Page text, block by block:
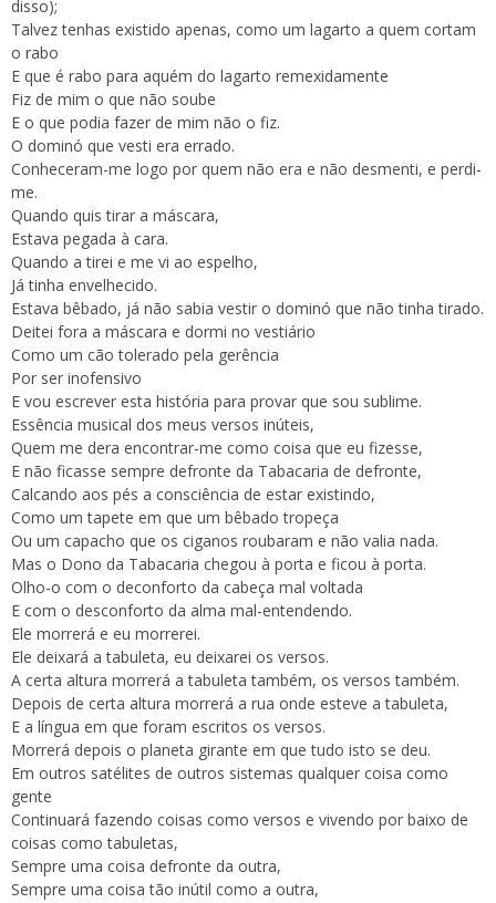
disso);
Talvez tenhas existido apenas, como um lagarto a quem cortam
o rabo
E que é rabo para aquém do lagarto remexidamente
Fiz de mim o que não soube
E o que podia fazer de mim não o fiz.
O dominó que vesti era errado.
Conheceram-me logo por quem não era e não desmenti, e perdi-
me.
Quando quis tirar a máscara,
Estava pegada à cara.
Quando a tirei e me vi ao espelho,
Já tinha envelhecido.
Estava bêbado, já não sabia vestir o dominó que não tinha tirado.
Deitei fora a máscara e dormi no vestiário
Como um cão tolerado pela gerência
Por ser inofensivo
E vou escrever esta história para provar que sou sublime.
Essência musical dos meus versos inúteis,
Quem me dera encontrar-me como coisa que eu fizesse,
E não ficasse sempre defronte da Tabacaria de defronte,
Calcando aos pés a consciência de estar existindo,
Como um tapete em que um bêbado tropeça
Ou um capacho que os ciganos roubaram e não valia nada.
Mas o Dono da Tabacaria chegou à porta e ficou à porta.
Olho-o com o deconforto da cabeça mal voltada
E com o desconforto da alma mal-entendendo.
Ele morrerá e eu morrerei.
Ele deixará a tabuleta, eu deixarei os versos.
A certa altura morrerá a tabuleta também, os versos também.
Depois de certa altura morrerá a rua onde esteve a tabuleta,
E a língua em que foram escritos os versos.
Morrerá depois o planeta girante em que tudo isto se deu.
Em outros satélites de outros sistemas qualquer coisa como
gente
Continuará fazendo coisas como versos e vivendo por baixo de
coisas como tabuletas,
Sempre uma coisa defronte da outra,
Sempre uma coisa tão inútil como a outra,